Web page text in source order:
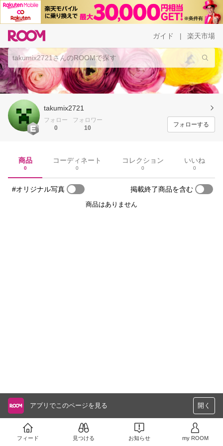
ガイド 楽天市場
takumix2721
フォロー
0
フォロワー
10
フォローする
商品
0
コーディネート
0
コレクション
0
いいね
0
#オリジナル写真 掲載終了商品を含む
商品はありません
アプリでこのページを見る 開く
フィード 見つける お知らせ my ROOM